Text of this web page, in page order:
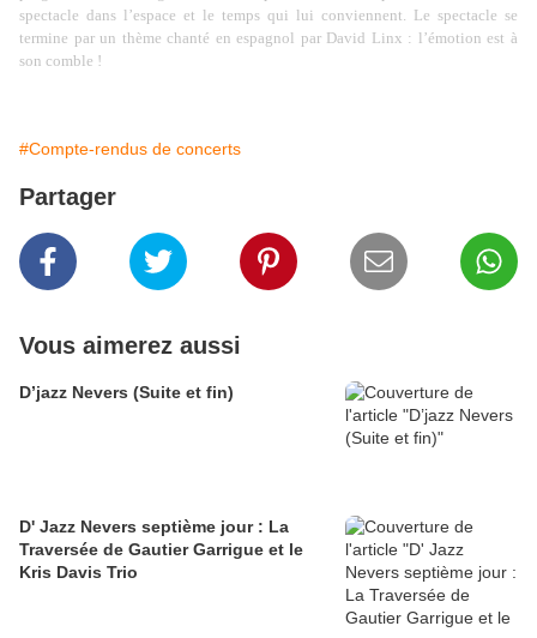
spectacle dans l’espace et le temps qui lui conviennent. Le spectacle se
termine par un thème chanté en espagnol par David Linx : l’émotion est à
son comble !
#Compte-rendus de concerts
Partager
Vous aimerez aussi
D’jazz Nevers (Suite et fin)
D' Jazz Nevers septième jour : La
Traversée de Gautier Garrigue et le
Kris Davis Trio